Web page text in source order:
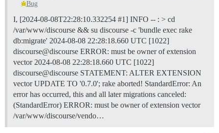
Bug
I, [2024-08-08T22:28:10.332254 #1] INFO -- : > cd
/var/www/discourse && su discourse -c 'bundle exec rake
db:migrate' 2024-08-08 22:28:18.660 UTC [1022]
discourse@discourse ERROR: must be owner of extension
vector 2024-08-08 22:28:18.660 UTC [1022]
discourse@discourse STATEMENT: ALTER EXTENSION
vector UPDATE TO '0.7.0'; rake aborted! StandardError: An
error has occurred, this and all later migrations canceled:
(StandardError) ERROR: must be owner of extension vector
/var/www/discourse/vendo…